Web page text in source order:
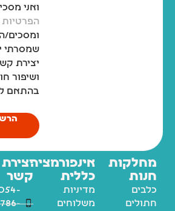
ואני
הפרטיות
ומסכים/
שמסרתי
יצירת
ושיפור
בהתאם
מחלקות
חנות
כלבים
חתולים
אינפורמציה
כללית
מדיניות
משלוחים
יצירת
קשר